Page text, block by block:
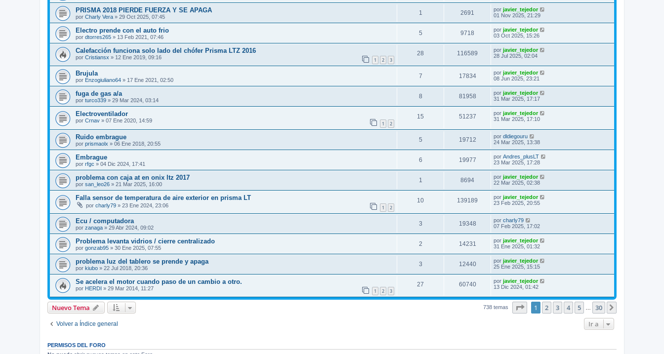
PRISMA 2018 PIERDE FUERZA Y SE APAGA
por Charly Vera » 29 Oct 2025, 07:45
1 2691 por javier_tejedor
01 Nov 2025, 21:29
Electro prende con el auto frio
por dtorres265 » 13 Feb 2021, 07:46
5 9718 por javier_tejedor
03 Oct 2025, 15:26
Calefacción funciona solo lado del chófer Prisma LTZ 2016
por Cristiansx » 12 Ene 2019, 09:16 1 2 3
28 116589 por javier_tejedor
28 Jul 2025, 02:04
Brujula
por Enzogiuliano64 » 17 Ene 2021, 02:50
7 17834 por javier_tejedor
08 Jun 2025, 23:21
fuga de gas a/a
por turco339 » 29 Mar 2024, 03:14
8 81958 por javier_tejedor
31 Mar 2025, 17:17
Electroventilador
por Crnav » 07 Ene 2020, 14:59 1 2
15 51237 por javier_tejedor
31 Mar 2025, 17:10
Ruido embrague
por prismaolx » 06 Ene 2018, 20:55
5 19712 por dldiegouru
24 Mar 2025, 13:38
Embrague
por rfgc » 04 Dic 2024, 17:41
6 19977 por Andres_plusLT
23 Mar 2025, 17:28
problema con caja at en onix ltz 2017
por san_leo26 » 21 Mar 2025, 16:00
1 8694 por javier_tejedor
22 Mar 2025, 02:38
Falla sensor de temperatura de aire exterior en prisma LT
por charly79 » 23 Ene 2024, 23:06 1 2
10 139189 por javier_tejedor
23 Feb 2025, 20:55
Ecu / computadora
por zanaga » 29 Abr 2024, 09:02
3 19348 por charly79
07 Feb 2025, 17:02
Problema levanta vidrios / cierre centralizado
por gonzab95 » 30 Ene 2025, 07:55
2 14231 por javier_tejedor
31 Ene 2025, 01:32
problema luz del tablero se prende y apaga
por kiubo » 22 Jul 2018, 20:36
3 12440 por javier_tejedor
25 Ene 2025, 15:15
Se acelera el motor cuando paso de un cambio a otro.
por HERDI » 29 Mar 2014, 11:27 1 2 3
27 60740 por javier_tejedor
13 Dic 2024, 01:42
Nuevo Tema 738 temas Página1 de 30
1 2 3 4 5 30
Volver a Índice general Ir a
PERMISOS DEL FORO